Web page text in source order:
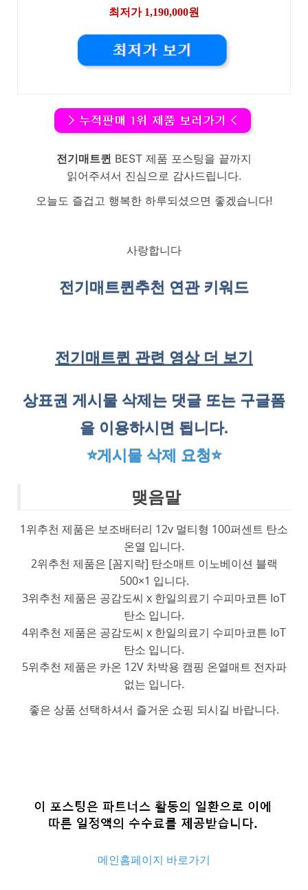
최저가 1,190,000원
전기매트퀸 BEST 제품 포스팅을 끝까지
읽어주셔서 진심으로 감사드립니다.
오늘도 즐겁고 행복한 하루되셨으면 좋겠습니다!
사랑합니다
전기매트퀸추천 연관 키워드
전기매트퀸 관련 영상 더 보기
상표권 게시물 삭제는 댓글 또는 구글폼
을 이용하시면 됩니다.
⭐게시물 삭제 요청⭐
맺음말
1위추천 제품은 보조배터리 12v 멀티형 100퍼센트 탄소
온열 입니다.
2위추천 제품은 [꼼지락] 탄소매트 이노베이션 블랙
500×1 입니다.
3위추천 제품은 공감도씨 x 한일의료기 수피마코튼 IoT
탄소 입니다.
4위추천 제품은 공감도씨 x 한일의료기 수피마코튼 IoT
탄소 입니다.
5위추천 제품은 카온 12V 차박용 캠핑 온열매트 전자파
없는 입니다.
좋은 상품 선택하셔서 즐거운 쇼핑 되시길 바랍니다.
메인홈페이지 바로가기